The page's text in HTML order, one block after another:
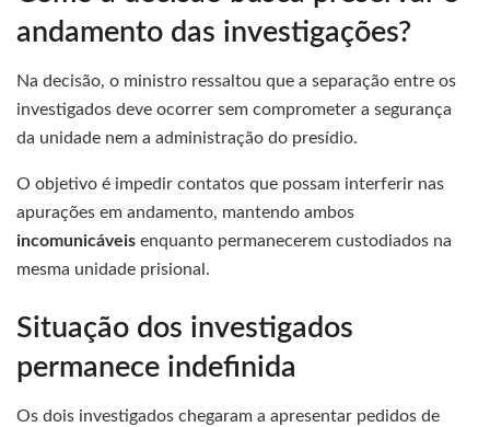
andamento das investigações?
Na decisão, o ministro ressaltou que a separação entre os
investigados deve ocorrer sem comprometer a segurança
da unidade nem a administração do presídio.
O objetivo é impedir contatos que possam interferir nas
apurações em andamento, mantendo ambos
incomunicáveis enquanto permanecerem custodiados na
mesma unidade prisional.
Situação dos investigados
permanece indefinida
Os dois investigados chegaram a apresentar pedidos de